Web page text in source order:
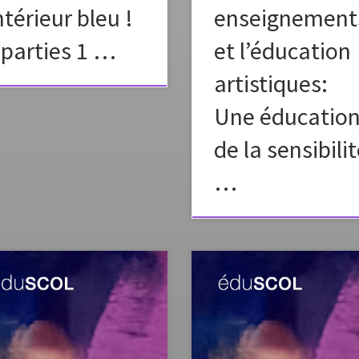
bleu !
parties 1 …
et l’éducation
artistiques:
Une éducation
de la
…
d’accompagner les programmes
plastiques au cycle 4, de
ressources ont été mises
sur le site Eduscol Rédigées
groupe d’experts – composé
Afin d’accompagner les
d’arts plastiques au cycle 3 de
nombreuses ressources sont
ligne sur le site Eduscol. Rédigées
un groupe d’experts – composé